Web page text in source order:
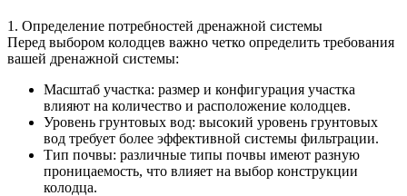
1. Определение потребностей дренажной системы
Перед выбором колодцев важно четко определить требования
вашей дренажной системы:
Масштаб участка: размер и конфигурация участка
влияют на количество и расположение колодцев.
Уровень грунтовых вод: высокий уровень грунтовых
вод требует более эффективной системы фильтрации.
Тип почвы: различные типы почвы имеют разную
проницаемость, что влияет на выбор конструкции
колодца.